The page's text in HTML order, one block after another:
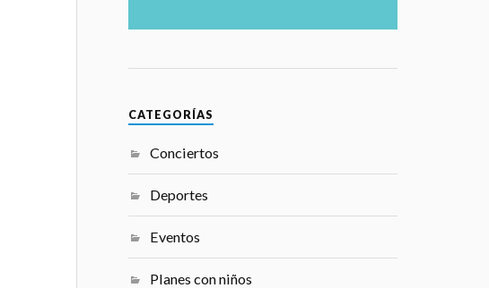
CATEGORÍAS
Conciertos
Deportes
Eventos
Planes con niños